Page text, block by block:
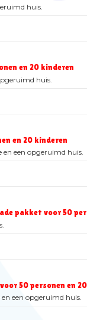
huis.
en 20 kinderen
huis.
en 20 kinderen
een opgeruimd huis.
pakket voor 50
50 personen en
en een opgeruimd huis.